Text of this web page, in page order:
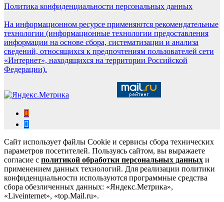
Политика конфиденциальности персональных данных
На информационном ресурсе применяются рекомендательные
технологии (информационные технологии предоставления
информации на основе сбора, систематизации и анализа
сведений, относящихся к предпочтениям пользователей сети
«Интернет», находящихся на территории Российской
Федерации).
Сайт использует файлы Cookie и сервисы сбора технических
параметров посетителей. Пользуясь сайтом, вы выражаете
согласие с политикой обработки персональных данных и
применением данных технологий. Для реализации политики
конфиденциальности используются программные средства
сбора обезличенных данных: «Яндекс.Метрика»,
«Liveinternet», «top.Mail.ru».